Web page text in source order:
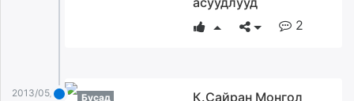
24tsag.mn
2
2013/05/24 Бусад
К.Сайран Монгол